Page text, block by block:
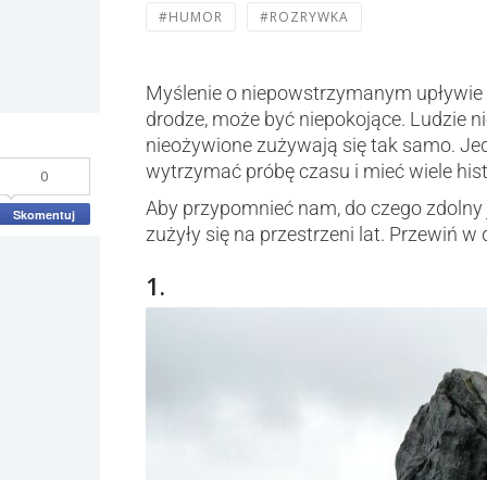
#HUMOR #ROZRYWKA
0
Skomentuj
Myślenie o niepowstrzymanym
drodze, może być niepokojące. Ludzie
nieożywione zużywają się tak samo.
wytrzymać próbę czasu i mieć wiele
Aby przypomnieć nam, do czego
zużyły się na przestrzeni lat. Przewiń w
1.